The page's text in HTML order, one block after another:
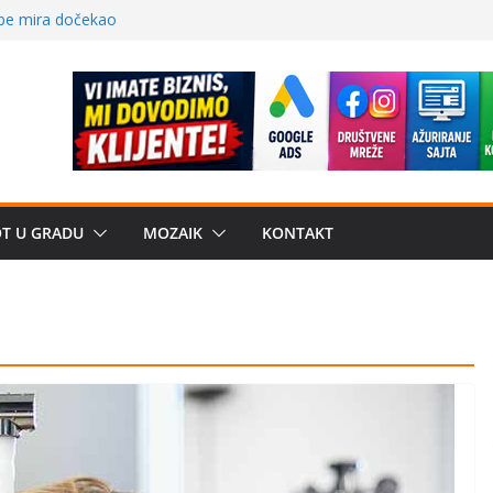
– električni
može li
projekat: Gde
Umesto
U GRADU MOZAIK KONTAKT